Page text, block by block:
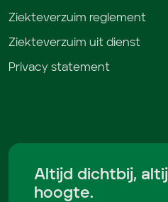
Ziekteverzuim reglement
Ziekteverzuim uit dienst
Privacy statement
Altijd dichtbij,
hoogte.